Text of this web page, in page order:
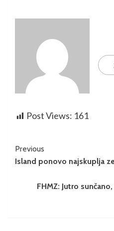
Post Views: 161
Previous
Island ponovo najskuplja
FHMZ: Jutro